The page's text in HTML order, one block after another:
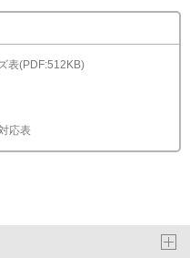
表(PDF:512KB)
応表